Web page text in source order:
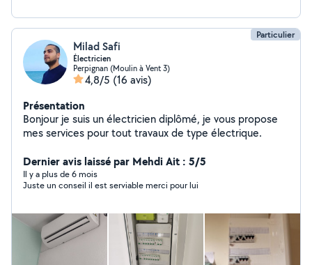
Particulier
Milad Safi
Électricien
Perpignan (Moulin à Vent 3)
4,8/5 (16 avis)
Présentation
Bonjour je suis un électricien diplômé, je vous propose
mes services pour tout travaux de type électrique.
Dernier avis laissé par Mehdi Ait : 5/5
Il y a plus de 6 mois
Juste un conseil il est serviable merci pour lui